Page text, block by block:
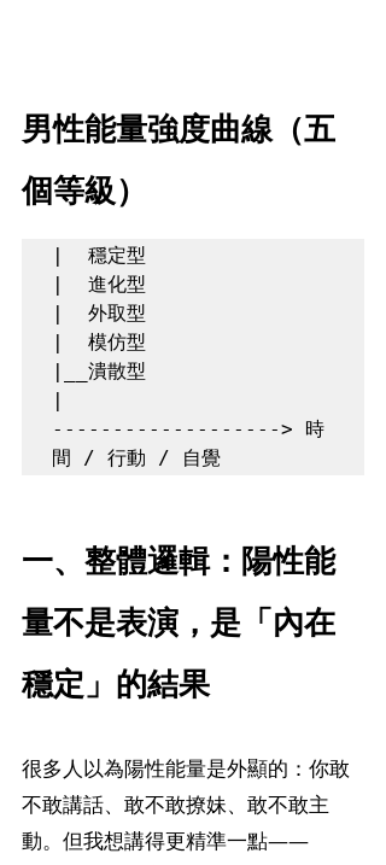
男性能量強度曲線（五
個等級）
|  穩定型
|  進化型
|  外取型
|  模仿型
|__潰散型
-------------------> 時
一、整體邏輯：陽性能
量不是表演，是「內在
穩定」的結果
很多人以為陽性能量是外顯的：你敢
不敢講話、敢不敢撩妹、敢不敢主
動。但我想講得更精準一點——